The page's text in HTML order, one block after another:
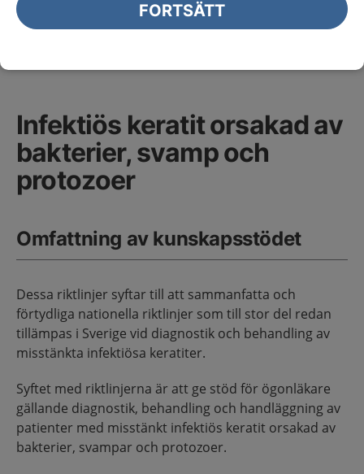
FORTSÄTT
Infektiös keratit orsakad av
bakterier, svamp och
protozoer
Omfattning av kunskapsstödet
Dessa riktlinjer syftar till att sammanfatta och
förtydliga nationella riktlinjer som till stor del redan
tillämpas i Sverige vid diagnostik och behandling av
misstänkta infektiösa keratiter.
Syftet med riktlinjerna är att ge stöd för ögonläkare
gällande diagnostik, behandling och handläggning av
patienter med misstänkt infektiös keratit orsakad av
bakterier, svampar och protozoer.